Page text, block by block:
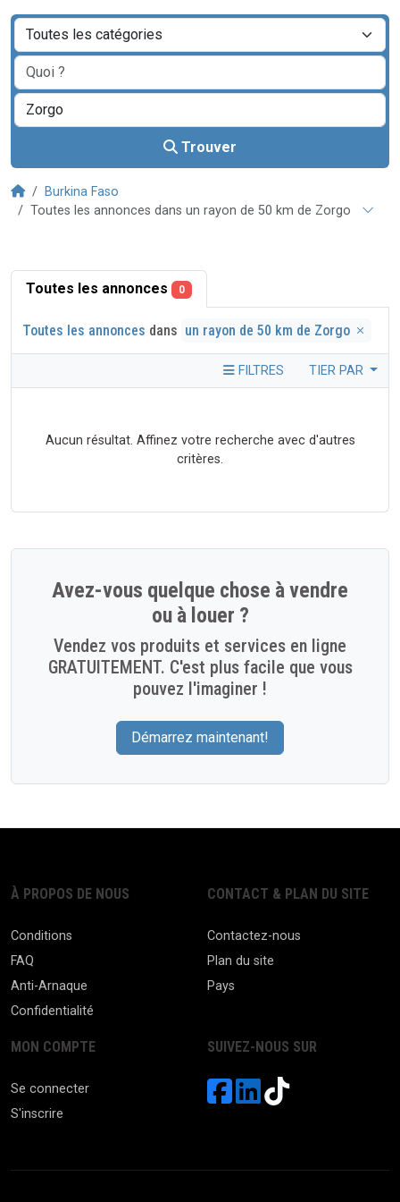
Trouver
Burkina Faso
Toutes les annonces dans un rayon de 50 km de Zorgo
Toutes les annonces 0
Toutes les annonces dans un rayon de 50 km de Zorgo
FILTRES TIER PAR
Aucun résultat. Affinez votre recherche avec d'autres
critères.
Avez-vous quelque chose à vendre
ou à louer ?
Vendez vos produits et services en ligne
GRATUITEMENT. C'est plus facile que vous
pouvez l'imaginer !
Démarrez maintenant!
À PROPOS DE NOUS
Conditions
FAQ
Anti-Arnaque
Confidentialité
CONTACT & PLAN DU SITE
Contactez-nous
Plan du site
Pays
MON COMPTE
Se connecter
S'inscrire
SUIVEZ-NOUS SUR